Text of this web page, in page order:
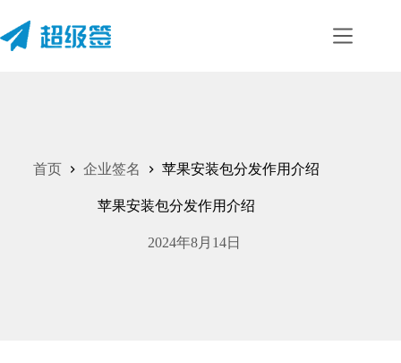
首页 企业签名 苹果安装包分发作用介绍
苹果安装包分发作用介绍
2024年8月14日